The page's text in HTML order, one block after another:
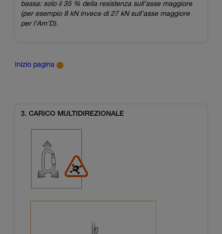
bassa: solo il 35 % della resistenza sull’asse maggiore
(per esempio 8 kN invece di 27 kN sull’asse maggiore
per l’Am’D).
Inizio pagina
3. CARICO MULTIDIREZIONALE